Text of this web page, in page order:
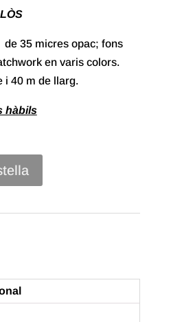
35 micres opac; fons
en varis colors.
i 40 m de llarg.
hàbils